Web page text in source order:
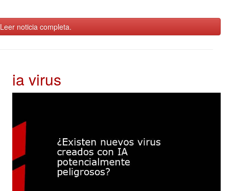
Leer noticia completa.
ia virus